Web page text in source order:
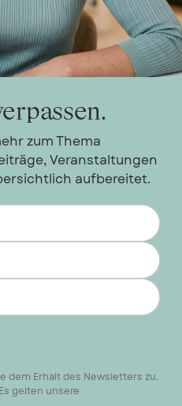
zum Thema
Veranstaltungen
aufbereitet.
dem Erhalt des Newsletters zu.
gelten unsere